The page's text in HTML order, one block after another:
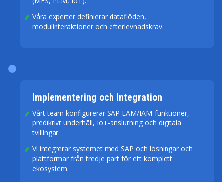
Våra experter definierar dataflöden,
modulinteraktioner och efterlevnadskrav.
Implementering och integration
Vårt team konfigurerar SAP EAM/IAM-funktioner,
prediktivt underhåll, IoT-anslutning och digitala
tvillingar.
Vi integrerar systemet med SAP och lösningar och
plattformar från tredje part för ett komplett
ekosystem.